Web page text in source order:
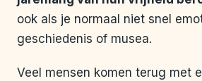
ook als je normaal niet snel
geschiedenis of musea.
Veel mensen komen terug met